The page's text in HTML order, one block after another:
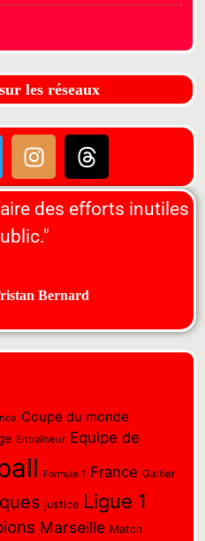
les réseaux
des efforts inutiles
Bernard
Coupe du monde
Entraîneur Equipe de
Formule 1 France Galtier
justice Ligue 1
Marseille Match